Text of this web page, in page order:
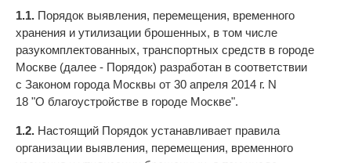
1.1. Порядок выявления, перемещения, временного
хранения и утилизации брошенных, в том числе
разукомплектованных, транспортных средств в городе
Москве (далее - Порядок) разработан в соответствии
с Законом города Москвы от 30 апреля 2014 г. N
18 "О благоустройстве в городе Москве".
1.2. Настоящий Порядок устанавливает правила
организации выявления, перемещения, временного